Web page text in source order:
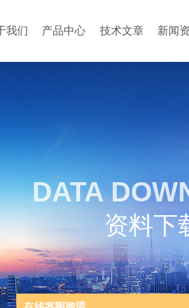
我们 产品中心 技术文章 新闻
DATA
资料下